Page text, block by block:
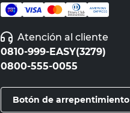
Atención al cliente
0810-999-EASY(3279)
0800-555-0055
Botón de arrepentimiento